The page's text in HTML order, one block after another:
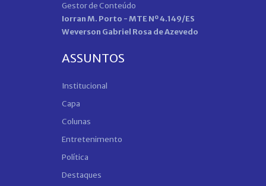
Gestor de Conteúdo
Iorran M. Porto - MTE Nº 4.149/ES
Weverson Gabriel Rosa de Azevedo
ASSUNTOS
Institucional
Capa
Colunas
Entretenimento
Política
Destaques